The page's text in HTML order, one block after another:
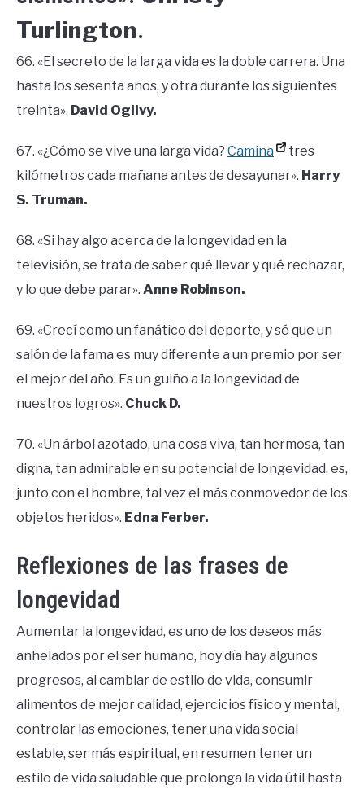
Turlington.
66. «El secreto de la larga vida es la doble carrera. Una
hasta los sesenta años, y otra durante los siguientes
treinta». David Ogilvy.
67. «¿Cómo se vive una larga vida? Camina
tres
kilómetros cada mañana antes de desayunar». Harry
S. Truman.
68. «Si hay algo acerca de la longevidad en la
televisión, se trata de saber qué llevar y qué rechazar,
y lo que debe parar». Anne Robinson.
69. «Crecí como un fanático del deporte, y sé que un
salón de la fama es muy diferente a un premio por ser
el mejor del año. Es un guiño a la longevidad de
nuestros logros». Chuck D.
70. «Un árbol azotado, una cosa viva, tan hermosa, tan
digna, tan admirable en su potencial de longevidad, es,
junto con el hombre, tal vez el más conmovedor de los
objetos heridos». Edna Ferber.
Reflexiones de las frases de
longevidad
Aumentar la longevidad, es uno de los deseos más
anhelados por el ser humano, hoy día hay algunos
progresos, al cambiar de estilo de vida, consumir
alimentos de mejor calidad, ejercicios físico y mental,
controlar las emociones, tener una vida social
estable, ser más espiritual, en resumen tener un
estilo de vida saludable que prolonga la vida útil hasta